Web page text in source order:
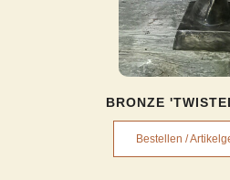
BRONZE
Bestellen /